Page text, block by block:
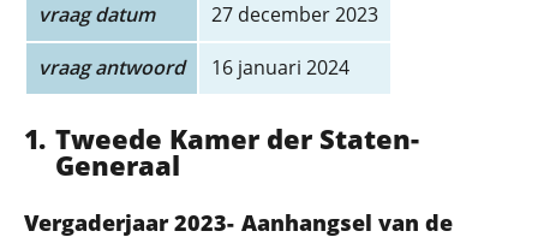
vraag datum
27 december 2023
vraag antwoord
16 januari 2024
Tweede Kamer der Staten-
Generaal
Vergaderjaar 2023- Aanhangsel van de